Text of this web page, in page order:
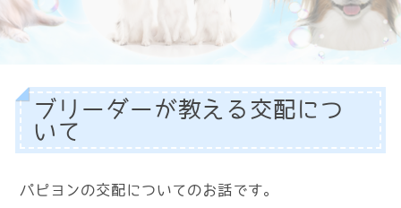
ブリーダーが教える交配につ
いて
パピヨンの交配についてのお話です。